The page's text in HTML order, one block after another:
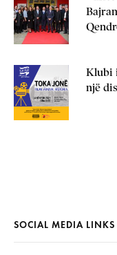
Klubi
një
SOCIAL MEDIA LINKS